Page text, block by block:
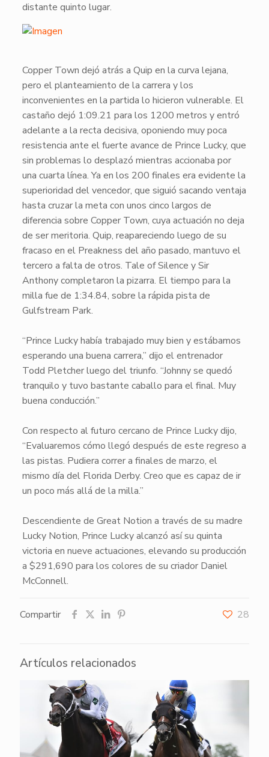
distante quinto lugar.
Copper Town dejó atrás a Quip en la curva lejana,
pero el planteamiento de la carrera y los
inconvenientes en la partida lo hicieron vulnerable. El
castaño dejó 1:09.21 para los 1200 metros y entró
adelante a la recta decisiva, oponiendo muy poca
resistencia ante el fuerte avance de Prince Lucky, que
sin problemas lo desplazó mientras accionaba por
una cuarta línea. Ya en los 200 finales era evidente la
superioridad del vencedor, que siguió sacando ventaja
hasta cruzar la meta con unos cinco largos de
diferencia sobre Copper Town, cuya actuación no deja
de ser meritoria. Quip, reapareciendo luego de su
fracaso en el Preakness del año pasado, mantuvo el
tercero a falta de otros. Tale of Silence ySir
Anthonycompletaron la pizarra. El tiempo para la
milla fue de 1:34.84, sobre la rápida pista de
Gulfstream Park.
“Prince Luckyhabía trabajado muy bien y estábamos
esperando una buena carrera,” dijo el entrenador
Todd Pletcher luego del triunfo. “Johnny se quedó
tranquilo y tuvo bastante caballo para el final. Muy
buena conducción.”
Con respecto al futuro cercano de Prince Luckydijo,
“Evaluaremos cómo llegó después de este regreso a
las pistas. Pudiera correr a finales de marzo, el
mismo día del Florida Derby. Creo que es capaz de ir
un poco más allá de la milla.”
Descendiente de Great Notion a través de su madre
Lucky Notion, Prince Luckyalcanzó así su quinta
victoria en nueve actuaciones, elevando su producción
a $291,690 para los colores de su criador Daniel
McConnell.
Compartir 28
Artículos relacionados